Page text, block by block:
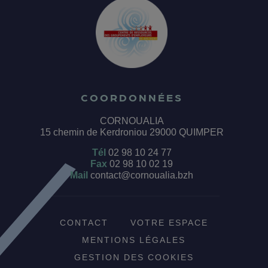
COORDONNÉES
CORNOUALIA
15 chemin de Kerdroniou 29000 QUIMPER
Tél 02 98 10 24 77
Fax 02 98 10 02 19
Mail contact@cornoualia.bzh
CONTACT
VOTRE ESPACE
MENTIONS LÉGALES
GESTION DES COOKIES